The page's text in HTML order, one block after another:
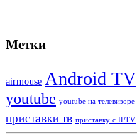
Метки
airmouse Android TV
youtube youtube на телевизоре
приставки тв приставку с IPTV